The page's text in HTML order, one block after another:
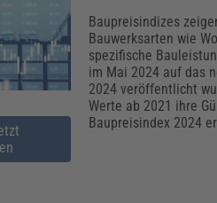
Baupreisindizes
Bauwerksarten wie
spezifische
im Mai 2024 auf das
2024 veröffentlicht
Werte ab 2021 ihre
Baupreisindex 2024